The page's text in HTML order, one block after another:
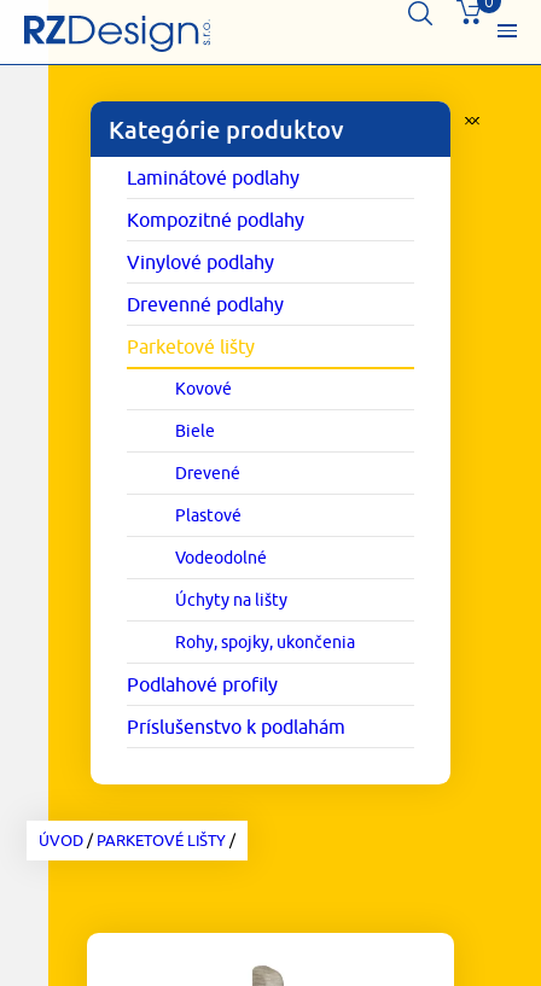
Kategórie produktov
Laminátové podlahy
Kompozitné podlahy
Vinylové podlahy
Drevenné podlahy
Parketové lišty
Kovové
Biele
Drevené
Plastové
Vodeodolné
Úchyty na lišty
Rohy, spojky, ukončenia
Podlahové profily
Príslušenstvo k podlahám
ÚVOD/PARKETOVÉ LIŠTY/